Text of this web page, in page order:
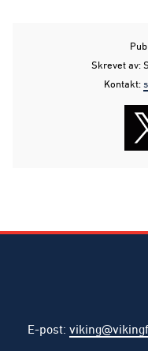
Skrevet av:
Kontakt:
E-post: